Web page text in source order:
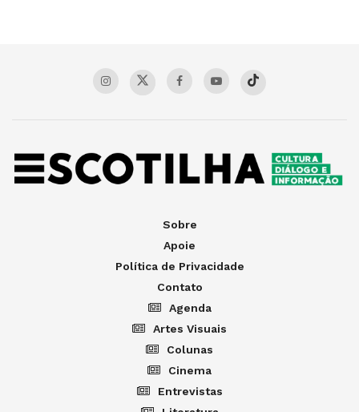
Sobre
Apoie
Política de Privacidade
Contato
Agenda
Artes Visuais
Colunas
Cinema
Entrevistas